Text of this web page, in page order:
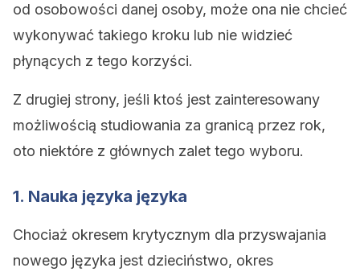
od osobowości danej osoby, może ona nie chcieć
wykonywać takiego kroku lub nie widzieć
płynących z tego korzyści.
Z drugiej strony, jeśli ktoś jest zainteresowany
możliwością studiowania za granicą przez rok,
oto niektóre z głównych zalet tego wyboru.
1. Nauka języka języka
Chociaż okresem krytycznym dla przyswajania
nowego języka jest dzieciństwo, okres